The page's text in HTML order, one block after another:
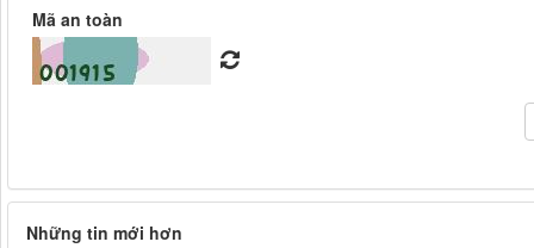
Mã an toàn
Những tin mới hơn